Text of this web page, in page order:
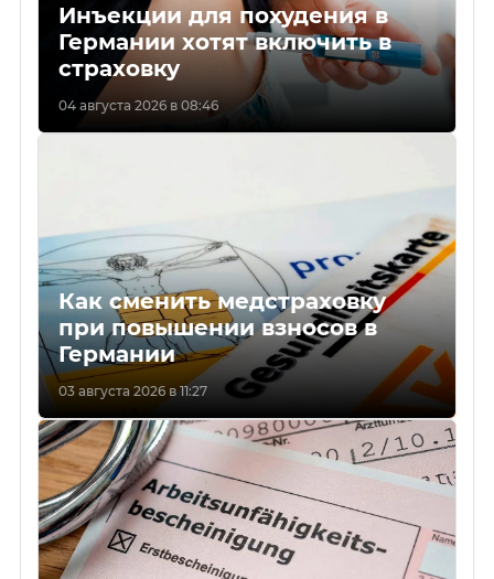
Инъекции для похудения в
Германии хотят включить в
страховку
04 августа 2026 в 08:46
Как сменить медстраховку
при повышении взносов в
Германии
03 августа 2026 в 11:27